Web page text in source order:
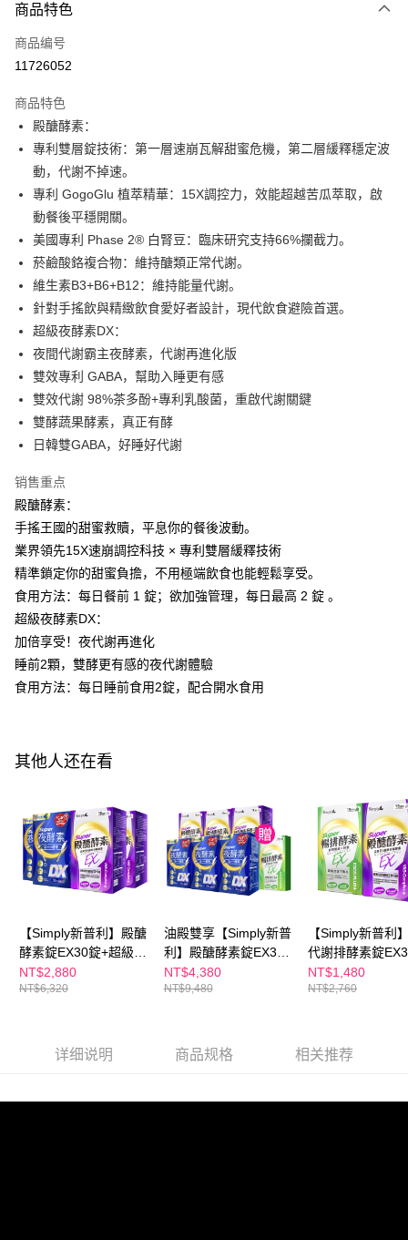
LINE Pay
Apple Pay
悠遊付
Google Pay
Plus PAY
AFTEE先享后付
相关说明
一、關於 AFTEE先享後付
1. 於付款方式選擇AFTEE先享後付，將跳出AFTEE先享後付手機驗證視
窗。
2. 進行簡訊驗證之後，即可完成結帳手續。
4. 下訂完成後，您的手機會收到一封繳費通知簡訊，APP會員則會收到
AFTEE APP推播通知。
5. 收到商品當下無需繳費，確認無誤後，請再利用繳費通知簡訊或AFTEE
APP於四大便利商店‧ATM/網銀等方式進行付款。
請留意繳費期限為 14 天。唯有下載 AFTEE App 成為 AFTEE 會員者方能享
有最長 45 天內付款之服務。
出。使用AFTEE下訂可以延長您收到商品前的繳費天數，但無法保證一定能
夠在期限內收到商品(例如:預購商品或預計到貨時間較長者)。因此無論收到
二、付款限制
1. 初次使用 AFTEE 時，將依認證結果及本公司審查結果，核予每個人不同
之上限額度
2. 結帳金額須大於NT$30
3. 目前僅支援台灣會員
三、聲明條款
「AFTEE先享後付」(下稱本服務)乃由恩沛科技股份有限公司(下稱 AFTEE )
所提供，並由 AFTEE 向您收取款項。因使用本服務所須提供之個人資料(包
AFTEE。
若您對於個人資料之處理、利用有任何疑問，或欲行使相關法律權利，請聯
繫恩沛科技股份有限公司。若您不同意我們將上開所示之個人資料，連同必
要之購買訂單資訊提供予 AFTEE ，或讓 AFTEE 蒐集處理利用您的個人資
料，請勿選用本服務。
ATM付款
运送方式
每笔NT$100，满NT$600(含以上)免运费
付款後全家取貨
每笔NT$100，满NT$600(含以上)免运费
每笔NT$100，满NT$600(含以上)免运费
付款後萊爾富取貨
每笔NT$100，满NT$600(含以上)免运费
7-11付款取貨
每笔NT$100，满NT$600(含以上)免运费
付款後7-11取貨
每笔NT$100，满NT$600(含以上)免运费
宅配
離島配送
海外配送 查看运费
海外配送(澳門) 查看运费
海外配送(馬來西亞) 查看运费
商品特色
商品编号
11726052
商品特色
殿醣酵素：
專利雙層錠技術：第一層速崩瓦解甜蜜危機，第二層緩釋穩定波
動，代謝不掉速。
專利 GogoGlu 植萃精華：15X調控力，效能超越苦瓜萃取，啟
動餐後平穩開關。
美國專利 Phase 2® 白腎豆：臨床研究支持66%攔截力。
菸鹼酸鉻複合物：維持醣類正常代謝。
維生素B3+B6+B12：維持能量代謝。
針對手搖飲與精緻飲食愛好者設計，現代飲食避險首選。
超級夜酵素DX：
夜間代謝霸主夜酵素，代謝再進化版
雙效專利 GABA，幫助入睡更有感
雙效代謝 98%茶多酚+專利乳酸菌，重啟代謝關鍵
雙酵蔬果酵素，真正有酵
日韓雙GABA，好睡好代謝
销售重点
殿醣酵素：
手搖王國的甜蜜救贖，平息你的餐後波動。
業界領先15X速崩調控科技 × 專利雙層緩釋技術
精準鎖定你的甜蜜負擔，不用極端飲食也能輕鬆享受。
食用方法：每日餐前 1 錠；欲加強管理，每日最高 2 錠 。
超級夜酵素DX：
加倍享受！夜代謝再進化
睡前2顆，雙酵更有感的夜代謝體驗
食用方法：每日睡前食用2錠，配合開水食用
其他人还在看
【Simply新普利】殿醣
酵素錠EX30錠+超級夜
酵素DX30錠(2+2)
NT$2,880
NT$6,320
油殿雙享【Simply新普
利】殿醣酵素錠EX30
錠+超級夜酵素DX30錠
(3+3)贈-排酵素10入
NT$4,380
NT$9,480
【Simply新普利
代謝排酵素錠
+殿醣酵素錠
(1+1)
NT$1,480
NT$2,760
详细说明 商品规格 相关推荐